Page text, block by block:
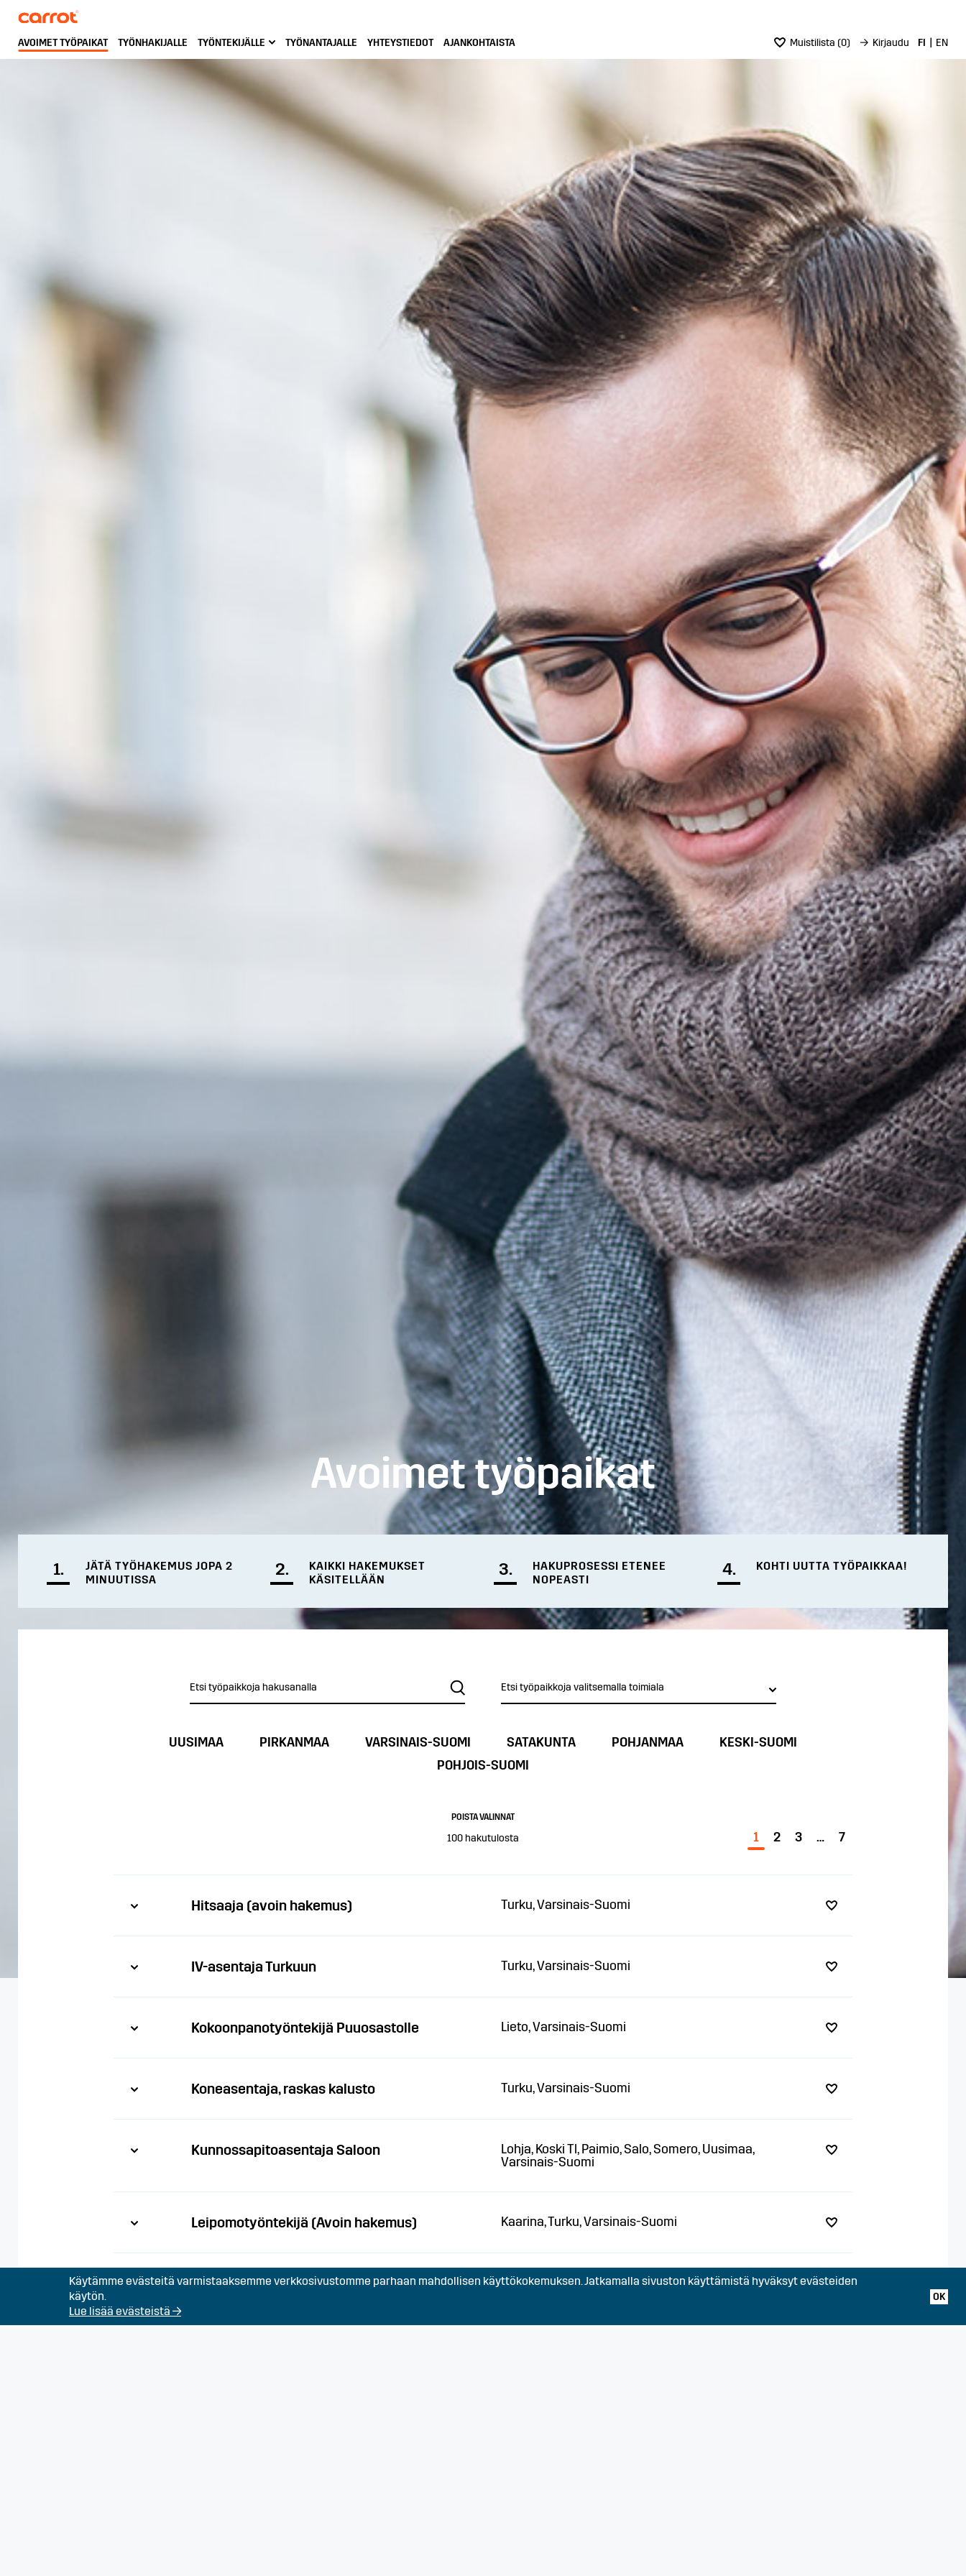
AVOIMET TYÖPAIKAT TYÖNHAKIJALLE TYÖNTEKIJÄLLE TYÖNANTAJALLE YHTEYSTIEDOT AJANKOHTAISTA Muistilista (0) → Kirjaudu FI EN
Avoimet työpaikat
1.
JÄTÄ TYÖHAKEMUS JOPA 2
MINUUTISSA
2.
KAIKKI HAKEMUKSET
KÄSITELLÄÄN
3.
HAKUPROSESSI ETENEE
NOPEASTI
4. KOHTI UUTTA TYÖPAIKKAA!
Etsi työpaikkoja valitsemalla toimiala
UUSIMAA PIRKANMAA VARSINAIS-SUOMI SATAKUNTA POHJANMAA
KESKI-SUOMI
POHJOIS-SUOMI
POISTA VALINNAT
100hakutulosta 1 2 3 … 7
Hitsaaja (avoin hakemus) Turku, Varsinais-Suomi
IV-asentaja Turkuun Turku, Varsinais-Suomi
Kokoonpanotyöntekijä Puuosastolle Lieto, Varsinais-Suomi
Koneasentaja, raskas kalusto Turku, Varsinais-Suomi
Kunnossapitoasentaja Saloon
Lohja, Koski Tl, Paimio, Salo, Somero, Uusimaa,
Varsinais-Suomi
Leipomotyöntekijä (Avoin hakemus) Kaarina, Turku, Varsinais-Suomi
Levyseppä
Eura, Eurajoki, Harjavalta, Huittinen, Kankaanpää,
Käytämme evästeitä varmistaaksemme verkkosivustomme parhaan mahdollisen käyttökokemuksen. Jatkamalla sivuston käyttämistä hyväksyt evästeiden
käytön.
Lue lisää evästeistä →
OK